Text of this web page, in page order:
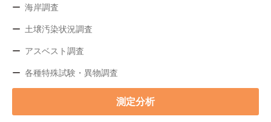
海岸調査
土壌汚染状況調査
アスベスト調査
各種特殊試験・異物調査
測定分析